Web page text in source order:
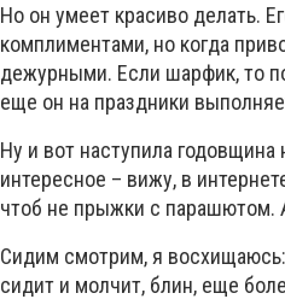
Но он умеет красиво делать.
комплиментами, но когда
дежурными. Если шарфик, то
еще он на праздники
Ну и вот наступила
интересное – вижу, в
чтоб не прыжки с парашютом.
Сидим смотрим, я
сидит и молчит, блин, еще